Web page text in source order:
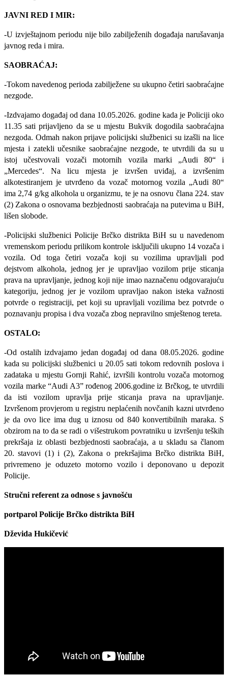
JAVNI RED I MIR:
-U izvještajnom periodu nije bilo zabilježenih događaja narušavanja
javnog reda i mira.
SAOBRAĆAJ:
-Tokom navedenog perioda zabilježene su ukupno četiri saobraćajne
nezgode.
-Izdvajamo događaj od dana 10.05.2026. godine kada je Policiji oko
11.35 sati prijavljeno da se u mjestu Bukvik dogodila saobraćajna
nezgoda. Odmah nakon prijave policijski službenici su izašli na lice
mjesta i zatekli učesnike saobraćajne nezgode, te utvrdili da su u
istoj učestvovali vozači motornih vozila marki „Audi 80“ i
„Mercedes“. Na licu mjesta je izvršen uviđaj, a izvršenim
alkotestiranjem je utvrđeno da vozač motornog vozila „Audi 80“
ima 2,74 g/kg alkohola u organizmu, te je na osnovu člana 224. stav
(2) Zakona o osnovama bezbjednosti saobraćaja na putevima u BiH,
lišen slobode.
-Policijski službenici Policije Brčko distrikta BiH su u navedenom
vremenskom periodu prilikom kontrole isključili ukupno 14 vozača i
vozila. Od toga četiri vozača koji su vozilima upravljali pod
dejstvom alkohola, jednog jer je upravljao vozilom prije sticanja
prava na upravljanje, jednog koji nije imao naznačenu odgovarajuću
kategoriju, jednog jer je vozilom upravljao nakon isteka važnosti
potvrde o registraciji, pet koji su upravljali vozilima bez potvrde o
poznavanju propisa i dva vozača zbog nepravilno smještenog tereta.
OSTALO:
-Od ostalih izdvajamo jedan događaj od dana 08.05.2026. godine
kada su policijski službenici u 20.05 sati tokom redovnih poslova i
zadataka u mjestu Gornji Rahić, izvršili kontrolu vozača motornog
vozila marke “Audi A3” rođenog 2006.godine iz Brčkog, te utvrdili
da isti vozilom upravlja prije sticanja prava na upravljanje.
Izvršenom provjerom u registru neplaćenih novčanih kazni utvrđeno
je da ovo lice ima dug u iznosu od 840 konvertibilnih maraka. S
obzirom na to da se radi o višestrukom povratniku u izvršenju teških
prekršaja iz oblasti bezbjednosti saobraćaja, a u skladu sa članom
20. stavovi (1) i (2), Zakona o prekršajima Brčko distrikta BiH,
privremeno je oduzeto motorno vozilo i deponovano u depozit
Policije.
Stručni referent za odnose s javnošću
portparol Policije Brčko distrikta BiH
Dževida Hukičević